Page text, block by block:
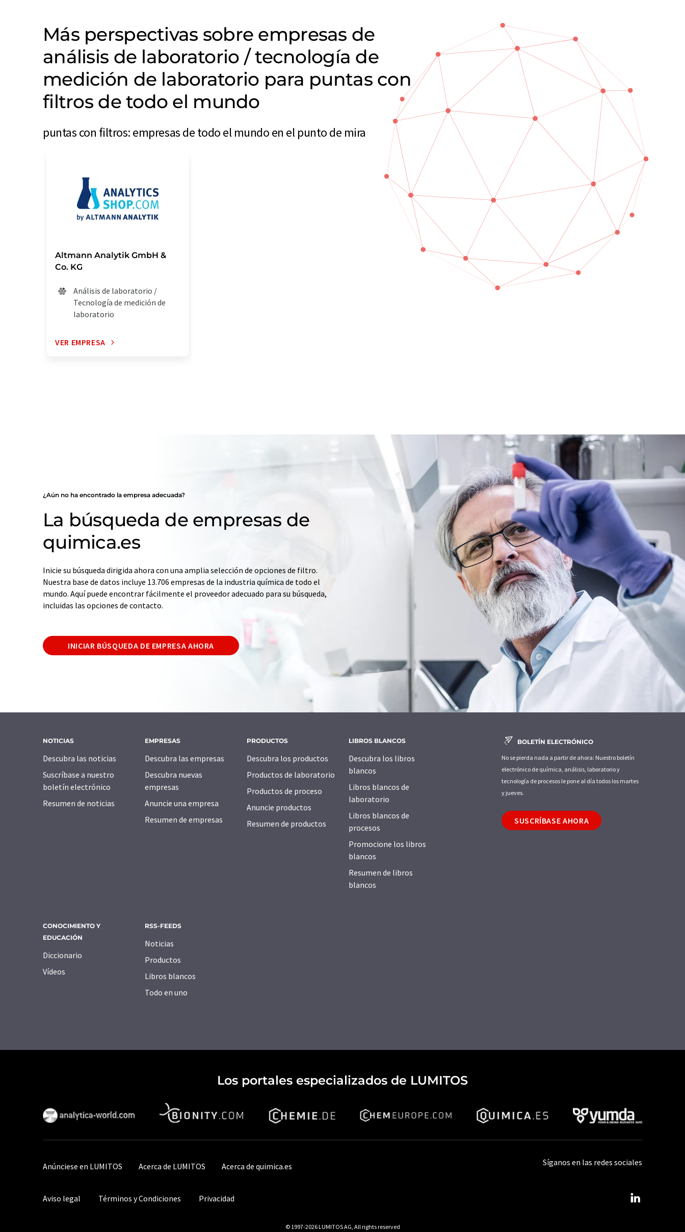
Más perspectivas sobre empresas de
análisis de laboratorio / tecnología de
medición de laboratorio para puntas con
filtros de todo el mundo
puntas con filtros: empresas de todo el mundo en el punto de mira
Altmann Analytik GmbH &
Co. KG
Análisis de laboratorio /
Tecnología de medición de
laboratorio
VER EMPRESA
¿Aún no ha encontrado la empresa adecuada?
La búsqueda de empresas de
quimica.es
Inicie su búsqueda dirigida ahora con una amplia selección de opciones de filtro.
Nuestra base de datos incluye 13.706 empresas de la industria química de todo el
mundo. Aquí puede encontrar fácilmente el proveedor adecuado para su búsqueda,
incluidas las opciones de contacto.
INICIAR BÚSQUEDA DE EMPRESA AHORA
NOTICIAS
Descubra las noticias
Suscríbase a nuestro
boletín electrónico
Resumen de noticias
EMPRESAS
Descubra las empresas
Descubra nuevas
empresas
Anuncie una empresa
Resumen de empresas
PRODUCTOS
Descubra los productos
Productos de laboratorio
Productos de proceso
Anuncie productos
Resumen de productos
LIBROS BLANCOS
Descubra los libros
blancos
Libros blancos de
laboratorio
Libros blancos de
procesos
Promocione los libros
blancos
Resumen de libros
blancos
CONOCIMIENTO Y
EDUCACIÓN
Diccionario
Vídeos
RSS-FEEDS
Noticias
Productos
Libros blancos
Todo en uno
BOLETÍN ELECTRÓNICO
No se pierda nada a partir de ahora: Nuestro boletín
electrónico de química, análisis, laboratorio y
tecnología de procesos le pone al día todos los martes
y jueves.
SUSCRÍBASE AHORA
Los portales especializados de LUMITOS
Anúnciese en LUMITOS Acerca de LUMITOS Acerca de quimica.es
Aviso legal Términos y Condiciones Privacidad
Síganos en las redes sociales
© 1997-2026 LUMITOS AG, All rights reserved